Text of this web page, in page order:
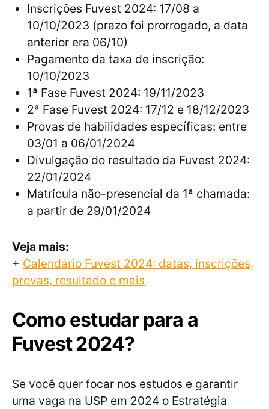
Inscrições Fuvest 2024: 17/08 a
10/10/2023 (prazo foi prorrogado, a data
anterior era 06/10)
Pagamento da taxa de inscrição:
10/10/2023
1ª Fase Fuvest 2024: 19/11/2023
2ª Fase Fuvest 2024: 17/12 e 18/12/2023
Provas de habilidades específicas: entre
03/01 a 06/01/2024
Divulgação do resultado da Fuvest 2024:
22/01/2024
Matrícula não-presencial da 1ª chamada:
a partir de 29/01/2024
Veja mais:
+ Calendário Fuvest 2024: datas, inscrições,
provas, resultado e mais
Como estudar para a
Fuvest 2024?
Se você quer focar nos estudos e garantir
uma vaga na USP em 2024 o Estratégia